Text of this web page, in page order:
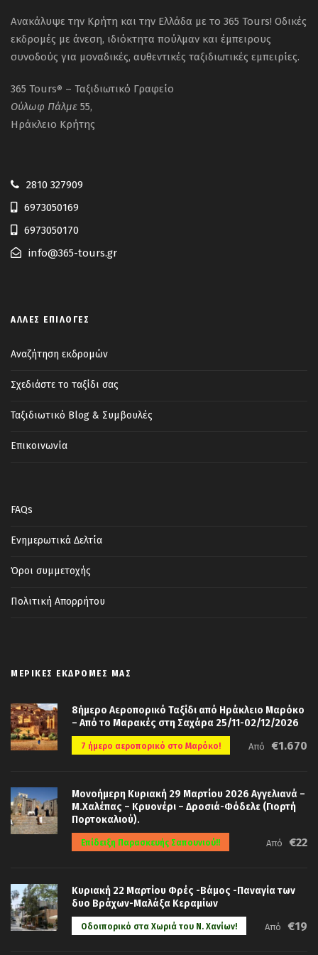
Απαράιτητος εξοπλισμός:
Ρούχα και παπoύτσια Άνετα.
Ταυτότητα
Θετική Διάθεση για το Ταξίδι μας.
329 € /άτομο σε 2κλ
Εξόφληση ως 31/10/2025
Η εγγραφή σας στην εκδρομή σημαίνει
συμμετοχής του γραφείου μας που βρίσκονται
στην ιστοσελίδα μας :
Φωτογραφίες
Ανακάλυψε την Κρήτη και την Ελλάδα με το 365 Tours! Οδικές
εκδρομές με άνεση, ιδιόκτητα πούλμαν και έμπειρους
συνοδούς για μοναδικές, αυθεντικές ταξιδιωτικές εμπειρίες.
365 Tours® – Ταξιδιωτικό Γραφείο
Ούλωφ Πάλμε 55,
Ηράκλειο Κρήτης
2810 327909
6973050169
6973050170
info@365-tours.gr
ΆΛΛΕΣ ΕΠΙΛΟΓΈΣ
Αναζήτηση εκδρομών
Σχεδιάστε το ταξίδι σας
Ταξιδιωτικό Blog & Συμβουλές
Επικοινωνία
FAQs
Ενημερωτικά Δελτία
Όροι συμμετοχής
Πολιτική Απορρήτου
ΜΕΡΙΚΈΣ ΕΚΔΡΟΜΈΣ ΜΑΣ
8ήμερο Αεροπορικό Ταξίδι από Ηράκλειο Μαρόκο
– Από το Μαρακές στη Σαχάρα 25/11-02/12/2026
7 ήμερο αεροπορικό στο Μαρόκο! Από €1.670
Μονοήμερη Κυριακή 29 Μαρτίου 2026 Αγγελιανά –
Μ.Χαλέπας – Κρυονέρι – Δροσιά-Φόδελε (Γιορτή
Πορτοκαλιού).
Επίδειξη Παρασκευής Σαπουνιού!! Από €22
Κυριακή 22 Μαρτίου Φρές -Βάμος -Παναγία των
δυο Βράχων-Μαλάξα Κεραμίων
Οδοιπορικό στα Χωριά του Ν. Χανίων! Από €19